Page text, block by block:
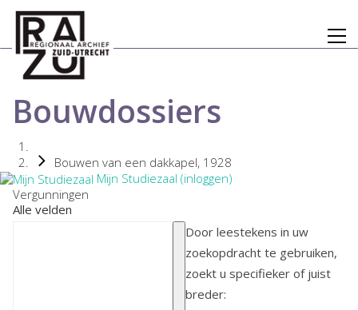
Bouwdossiers
Bouwen van een dakkapel, 1928
Mijn Studiezaal (inloggen)
Vergunningen
Alle velden
Door leestekens in uw
zoekopdracht te gebruiken,
zoekt u specifieker of juist
breder: